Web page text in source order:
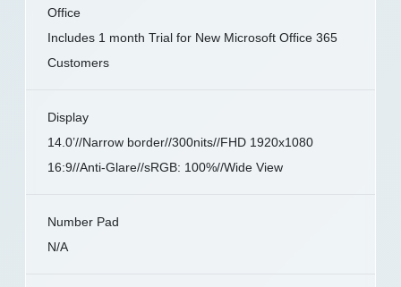
Office
Includes 1 month Trial for New Microsoft Office 365
Customers
Display
14.0’//Narrow border//300nits//FHD 1920x1080
16:9//Anti-Glare//sRGB: 100%//Wide View
Number Pad
N/A